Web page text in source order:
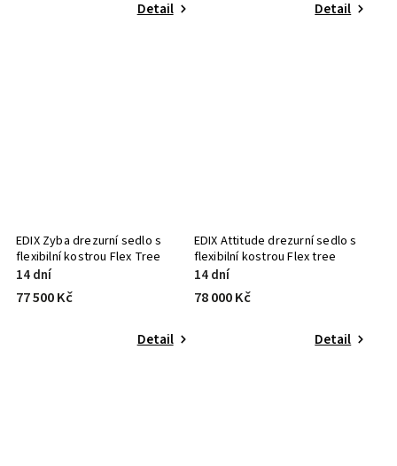
Detail Detail
EDIX Zyba drezurní sedlo s
flexibilní kostrou Flex Tree
14 dní
77 500 Kč
Detail
EDIX Attitude drezurní sedlo s
flexibilní kostrou Flex tree
14 dní
78 000 Kč
Detail